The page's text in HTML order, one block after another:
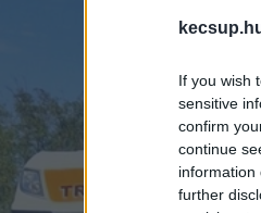
If you wish
sensitive
confirm
continue
information
further